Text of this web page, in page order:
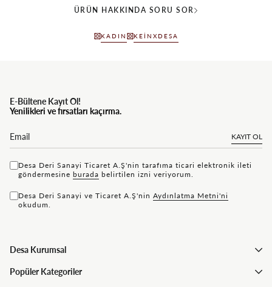
ÜRÜN HAKKINDA SORU SOR
KADIN KEINXDESA
E-Bültene Kayıt Ol!
Yenilikleri ve fırsatları kaçırma.
KAYIT OL
Desa Deri Sanayi Ticaret A.Ş'nin tarafıma ticari elektronik ileti
göndermesine bu rada belirtilen izni veriyorum.
Desa Deri Sanayi ve Ticaret A.Ş'nin Aydınlatma Metni'ni
okudum.
Desa Kurumsal
Popüler Kategoriler